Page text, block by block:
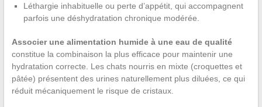
Léthargie inhabituelle ou perte d’appétit, qui accompagnent
parfois une déshydratation chronique modérée.
Associer une alimentation humide à une eau de qualité
constitue la combinaison la plus efficace pour maintenir une
hydratation correcte. Les chats nourris en mixte (croquettes et
pâtée) présentent des urines naturellement plus diluées, ce qui
réduit mécaniquement le risque de cristaux.